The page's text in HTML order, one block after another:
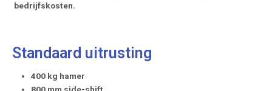
bedrijfskosten.
Standaard uitrusting
400 kg hamer